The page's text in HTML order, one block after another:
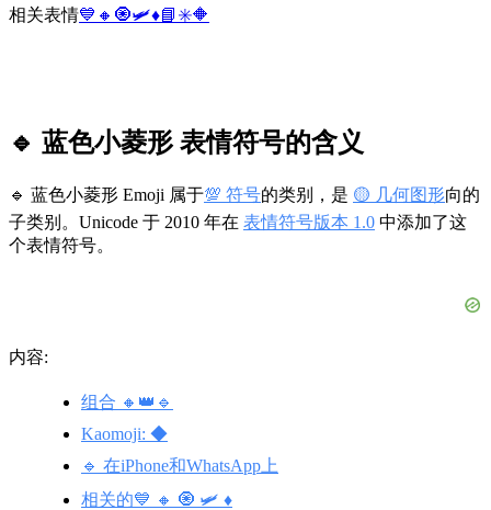
相关表情💙 🔸 🧿🛩️♦️📘 ✳️🔶
🔹 蓝色小菱形 表情符号的含义
🔹 蓝色小菱形 Emoji 属于💯 符号的类别，是 🟡 几何图形向的
子类别。Unicode 于 2010 年在 表情符号版本 1.0 中添加了这
个表情符号。
内容:
组合 🔸👑🔹
Kaomoji: ◆
🔹 在iPhone和WhatsApp上
相关的💙 🔸 🧿 🛩️ ♦️